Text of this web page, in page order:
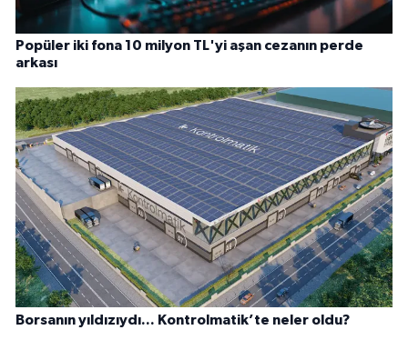
Popüler iki fona 10 milyon TL'yi aşan cezanın perde
arkası
Borsanın yıldızıydı... Kontrolmatik’te neler oldu?